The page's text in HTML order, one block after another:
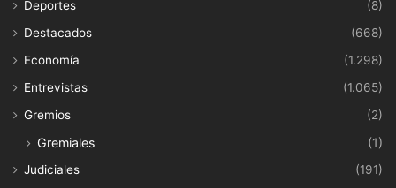
Deportes
(8)
Destacados
(668)
Economía
(1.298)
Entrevistas
(1.065)
Gremios
(2)
Gremiales (1)
Judiciales
(191)